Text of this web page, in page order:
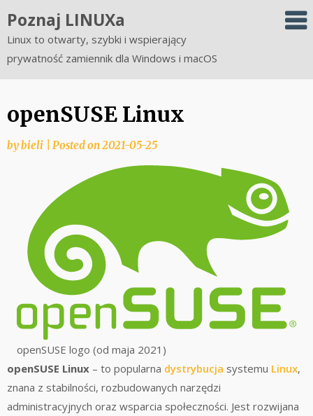
to
content
Poznaj LINUXa
Linux to otwarty, szybki i wspierający
prywatność zamiennik dla Windows i macOS
openSUSE Linux
bybieli Posted on2021-05-25
openSUSE logo (od maja 2021)
openSUSE Linux – to popularna dystrybucja systemu Linux,
znana z stabilności, rozbudowanych narzędzi
administracyjnych oraz wsparcia społeczności. Jest rozwijana